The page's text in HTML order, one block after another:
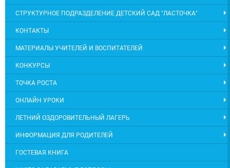
СТРУКТУРНОЕ ПОДРАЗДЕЛЕНИЕ ДЕТСКИЙ САД "ЛАСТОЧКА"
КОНТАКТЫ
МАТЕРИАЛЫ УЧИТЕЛЕЙ И ВОСПИТАТЕЛЕЙ
КОНКУРСЫ
ТОЧКА РОСТА
ОНЛАЙН УРОКИ
ЛЕТНИЙ ОЗДОРОВИТЕЛЬНЫЙ ЛАГЕРЬ
ИНФОРМАЦИЯ ДЛЯ РОДИТЕЛЕЙ
ГОСТЕВАЯ КНИГА